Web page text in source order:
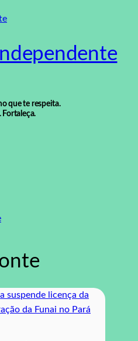
que te respeita.
Fortaleça.